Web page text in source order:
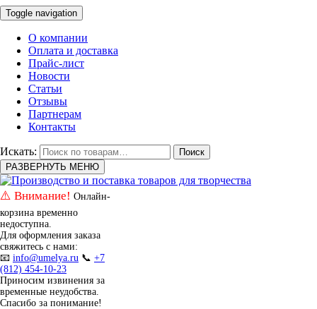
Toggle navigation
О компании
Оплата и доставка
Прайс-лист
Новости
Статьи
Отзывы
Партнерам
Контакты
Искать:
Поиск
РАЗВЕРНУТЬ МЕНЮ
⚠️ Внимание! Онлайн-
корзина временно
недоступна.
Для оформления заказа
свяжитесь с нами:
📧 info@umelya.ru 📞 +7
(812) 454-10-23
Приносим извинения за
временные неудобства.
Спасибо за понимание!